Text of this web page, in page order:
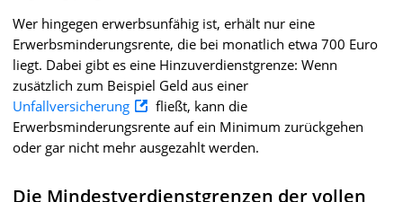
Wer hingegen erwerbsunfähig ist, erhält nur eine
Erwerbsminderungsrente, die bei monatlich etwa 700 Euro
liegt. Dabei gibt es eine Hinzuverdienstgrenze: Wenn
zusätzlich zum Beispiel Geld aus einer
Unfallversicherung
fließt, kann die
Erwerbsminderungsrente auf ein Minimum zurückgehen
oder gar nicht mehr ausgezahlt werden.
Die Mindestverdienstgrenzen der vollen